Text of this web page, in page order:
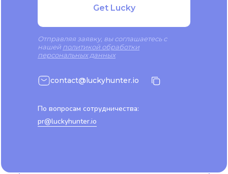
contact@luckyhunter.io
Get Lucky
Отправляя заявку, вы соглашаетесь с
нашей политикой обработки
персональных данных
По вопросам сотрудничества:
pr@luckyhunter.io